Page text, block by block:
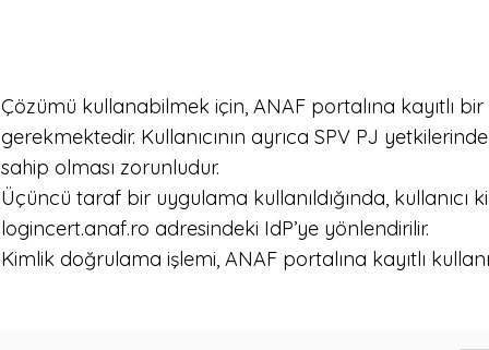
Çözümü kullanabilmek için, ANAF portalına kayıtlı
gerekmektedir. Kullanıcının ayrıca SPV PJ
sahip olması zorunludur.
Üçüncü taraf bir uygulama kullanıldığında,
logincert.anaf.ro adresindeki IdP’ye yönlendirilir.
Kimlik doğrulama işlemi, ANAF portalına kayıtlı